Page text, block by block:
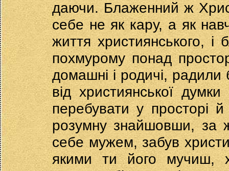
даючи. Блаженний ж
себе не як кару, а як
життя християнського, і
похмурому понад
домашні і родичі,
від християнської
перебувати у просторі й
розумну знайшовши, за
себе мужем, забув
якими ти його мучиш,